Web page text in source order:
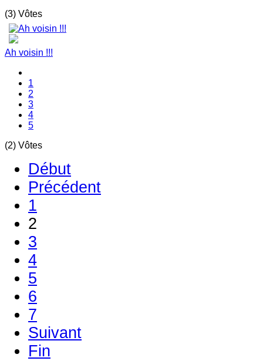
(3) Vôtes
Ah voisin !!!
1
2
3
4
5
(2) Vôtes
Début
Précédent
1
2
3
4
5
6
7
Suivant
Fin